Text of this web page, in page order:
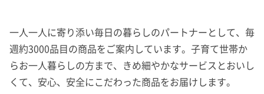
一人一人に寄り添い毎日の暮らしのパートナーとして、毎
週約3000品目の商品をご案内しています。子育て世帯か
らお一人暮らしの方まで、きめ細やかなサービスとおいし
くて、安心、安全にこだわった商品をお届けします。